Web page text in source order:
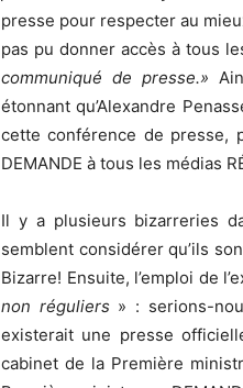
presse pour respecter au
pas pu donner accès à tous
communiqué de presse.»
étonnant qu’Alexandre
cette conférence de presse,
DEMANDE à tous les médias
Il y a plusieurs bizarreries
semblent considérer qu’ils
Bizarre! Ensuite, l’emploi de
non réguliers » : serions-
existerait une presse
cabinet de la Première